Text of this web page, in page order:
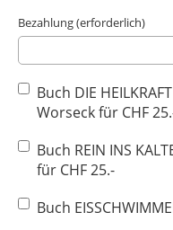
Bezahlung (erforderlich)
Buch DIE
Worseck für CHF
Buch REIN INS
für CHF 25.-
Buch